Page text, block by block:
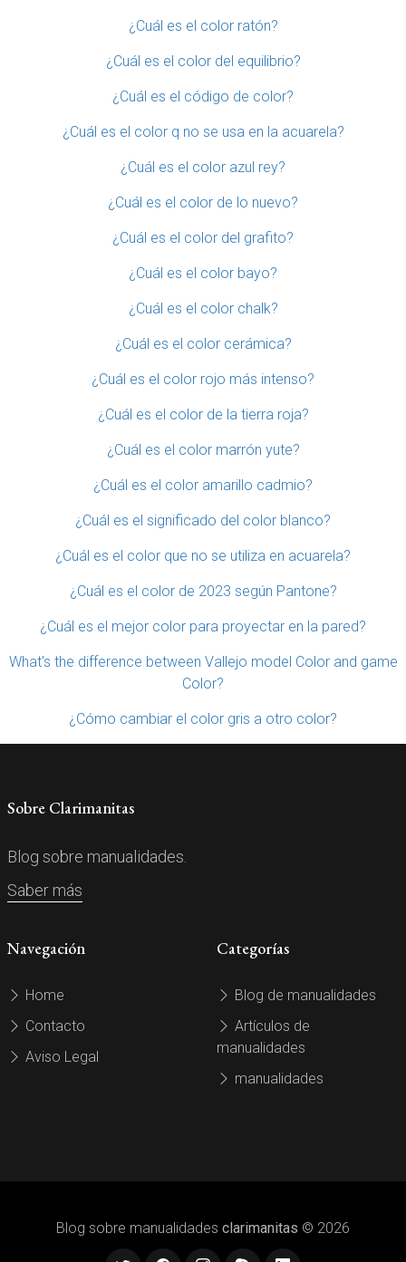
¿Cuál es el color ratón?
¿Cuál es el color del equilibrio?
¿Cuál es el código de color?
¿Cuál es el color q no se usa en la acuarela?
¿Cuál es el color azul rey?
¿Cuál es el color de lo nuevo?
¿Cuál es el color del grafito?
¿Cuál es el color bayo?
¿Cuál es el color chalk?
¿Cuál es el color cerámica?
¿Cuál es el color rojo más intenso?
¿Cuál es el color de la tierra roja?
¿Cuál es el color marrón yute?
¿Cuál es el color amarillo cadmio?
¿Cuál es el significado del color blanco?
¿Cuál es el color que no se utiliza en acuarela?
¿Cuál es el color de 2023 según Pantone?
¿Cuál es el mejor color para proyectar en la pared?
What's the difference between Vallejo model Color and game
Color?
¿Cómo cambiar el color gris a otro color?
Sobre Clarimanitas
Blog sobre manualidades.
Saber más
Navegación
Home
Contacto
Aviso Legal
Categorías
Blog de manualidades
Artículos de
manualidades
manualidades
Blog sobre manualidades clarimanitas © 2026